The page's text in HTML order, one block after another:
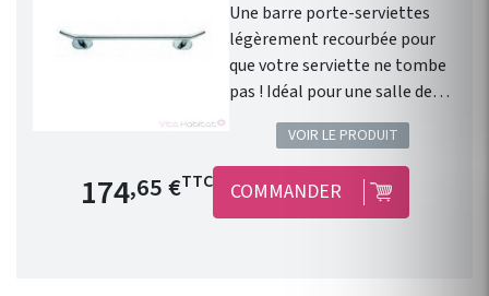
Une barre porte-serviettes
légèrement recourbée pour
que votre serviette ne tombe
pas ! Idéal pour une salle de
bain contemporaine. Porte-
serviettes barre 2 points pour
radiateurs sèche-serviettes
Acova gammes Cala et Atoll
Spa. Couleur : CHROMÉ
VOIR LE PRODUIT
Prix de base
174,65 €TTC COMMANDER